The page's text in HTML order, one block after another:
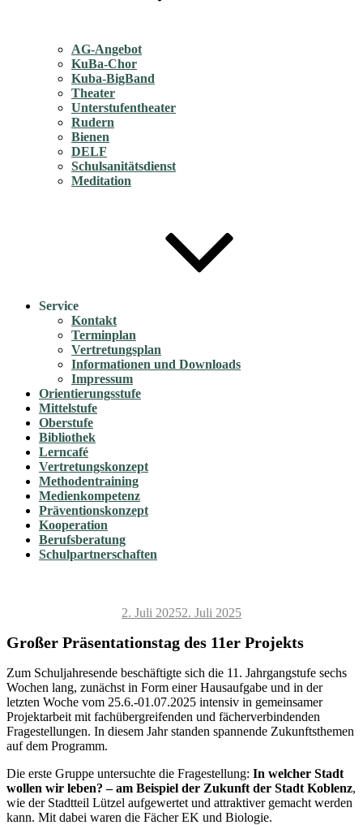
AG-Angebot
KuBa-Chor
Kuba-BigBand
Theater
Unterstufentheater
Rudern
Bienen
DELF
Schulsanitätsdienst
Meditation
Service
Kontakt
Terminplan
Vertretungsplan
Informationen und Downloads
Impressum
Orientierungsstufe
Mittelstufe
Oberstufe
Bibliothek
Lerncafé
Vertretungskonzept
Methodentraining
Medienkompetenz
Präventionskonzept
Kooperation
Berufsberatung
Schulpartnerschaften
Veröffentlicht
2. Juli 20252. Juli 2025
Großer Präsentationstag des 11er Projekts
Zum Schuljahresende beschäftigte sich die 11. Jahrgangstufe sechs
Wochen lang, zunächst in Form einer Hausaufgabe und in der
letzten Woche vom 25.6.-01.07.2025 intensiv in gemeinsamer
Projektarbeit mit fachübergreifenden und fächerverbindenden
Fragestellungen. In diesem Jahr standen spannende Zukunftsthemen
auf dem Programm.
Die erste Gruppe untersuchte die Fragestellung: In welcher Stadt
wollen wir leben? – am Beispiel der Zukunft der Stadt Koblenz,
wie der Stadtteil Lützel aufgewertet und attraktiver gemacht werden
kann. Mit dabei waren die Fächer EK und Biologie.